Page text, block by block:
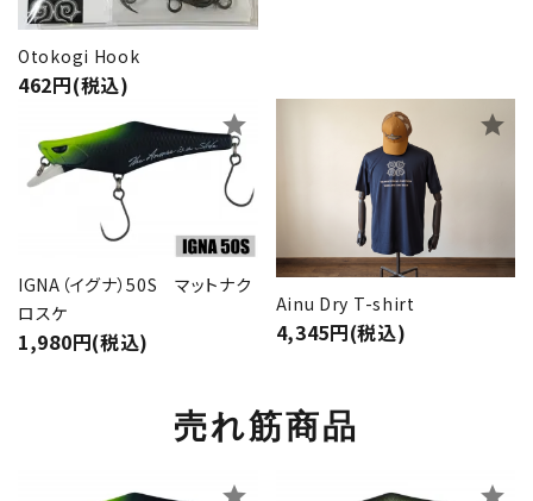
Otokogi Hook
462円(税込)
IGNA（イグナ）50S マットナク
ロスケ
1,980円(税込)
star
Ainu Dry T-shirt
4,345円(税込)
star
売れ筋商品